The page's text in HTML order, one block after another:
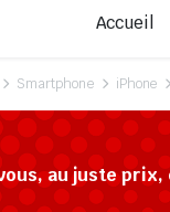
Accueil
Smartphone iPhone
au juste